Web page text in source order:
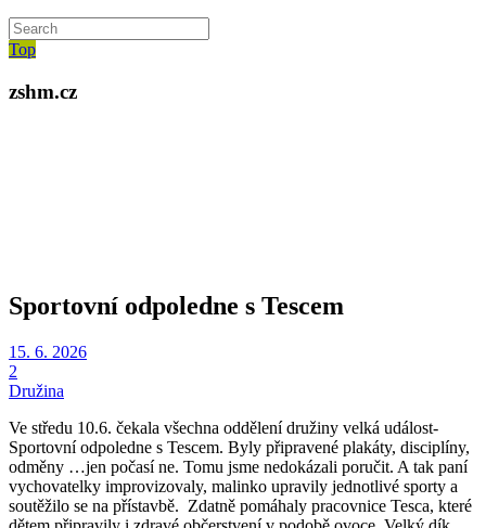
Top
zshm.cz
Sportovní odpoledne s Tescem
15. 6. 2026
2
Družina
Ve středu 10.6. čekala všechna oddělení družiny velká událost-
Sportovní odpoledne s Tescem. Byly připravené plakáty, disciplíny,
odměny …jen počasí ne. Tomu jsme nedokázali poručit. A tak paní
vychovatelky improvizovaly, malinko upravily jednotlivé sporty a
soutěžilo se na přístavbě. Zdatně pomáhaly pracovnice Tesca, které